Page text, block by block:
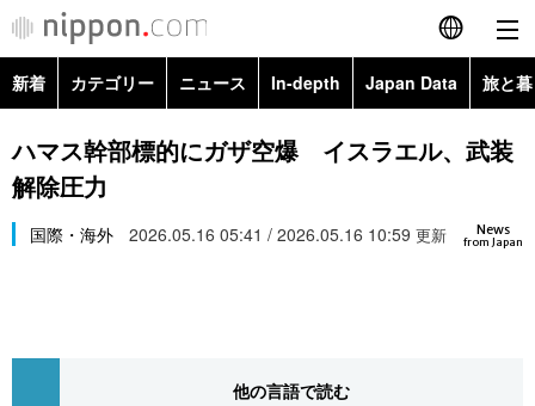
English
简体字
カテゴリー
経済・ビジネス
トップ
In-depth
新着 カテゴリー ニュース In-depth Japan Data 旅と
政治・外交
経済・ビジネス
Topics
ハマス幹部標的にガザ空爆 イスラエル、武装
解除圧力
News
from Japan
国際・海外 2026.05.16 05:41 / 2026.05.16 10:59 更新
他の言語で読む